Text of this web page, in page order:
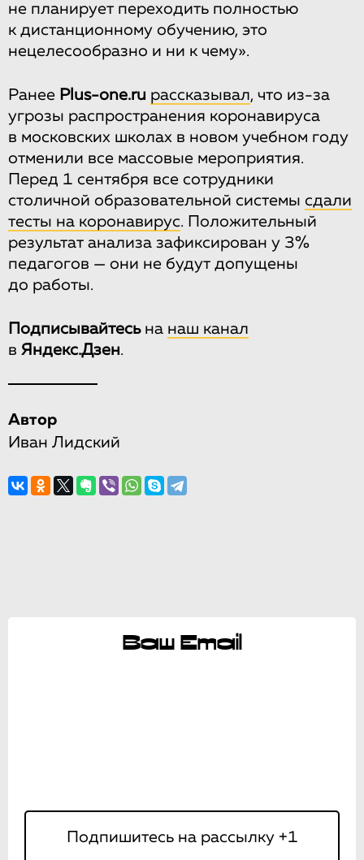
не планирует переходить полностью
к дистанционному обучению, это
нецелесообразно и ни к чему».
Ранее Plus-one.ru рассказывал, что из-за
угрозы распространения коронавируса
в московских школах в новом учебном году
отменили все массовые мероприятия.
Перед 1 сентября все сотрудники
столичной образовательной системы сдали
тесты на коронавирус. Положительный
результат анализа зафиксирован у 3%
педагогов — они не будут допущены
до работы.
Подписывайтесьна наш канал
в Яндекс.Дзен.
Автор
Иван Лидский
Ваш Email